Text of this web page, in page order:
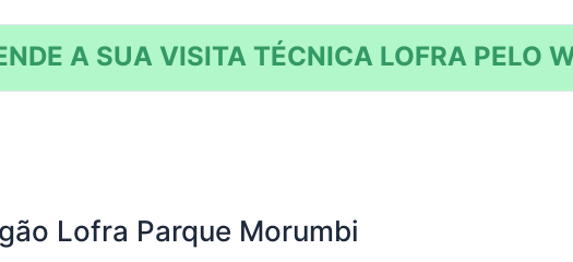
A SUA VISITA TÉCNICA LOFRA PELO
Lofra Parque Morumbi